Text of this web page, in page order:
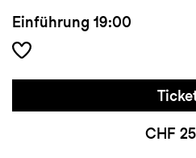
Einführung 19:00
CHF